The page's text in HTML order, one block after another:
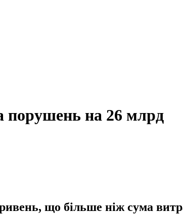
порушень на 26 млрд
що більше ніж сума